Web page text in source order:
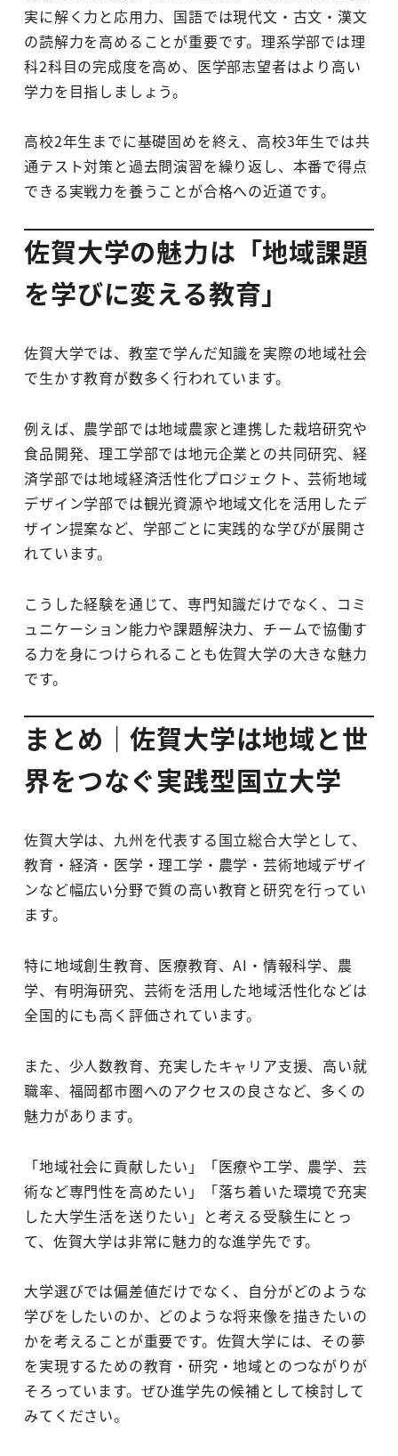
実に解く力と応用力、国語では現代文・古文・漢文
の読解力を高めることが重要です。理系学部では理
科2科目の完成度を高め、医学部志望者はより高い
学力を目指しましょう。
高校2年生までに基礎固めを終え、高校3年生では共
通テスト対策と過去問演習を繰り返し、本番で得点
できる実戦力を養うことが合格への近道です。
佐賀大学の魅力は「地域課題
を学びに変える教育」
佐賀大学では、教室で学んだ知識を実際の地域社会
で生かす教育が数多く行われています。
例えば、農学部では地域農家と連携した栽培研究や
食品開発、理工学部では地元企業との共同研究、経
済学部では地域経済活性化プロジェクト、芸術地域
デザイン学部では観光資源や地域文化を活用したデ
ザイン提案など、学部ごとに実践的な学びが展開さ
れています。
こうした経験を通じて、専門知識だけでなく、コミ
ュニケーション能力や課題解決力、チームで協働す
る力を身につけられることも佐賀大学の大きな魅力
です。
まとめ｜佐賀大学は地域と世
界をつなぐ実践型国立大学
佐賀大学は、九州を代表する国立総合大学として、
教育・経済・医学・理工学・農学・芸術地域デザイ
ンなど幅広い分野で質の高い教育と研究を行ってい
ます。
特に地域創生教育、医療教育、AI・情報科学、農
学、有明海研究、芸術を活用した地域活性化などは
全国的にも高く評価されています。
また、少人数教育、充実したキャリア支援、高い就
職率、福岡都市圏へのアクセスの良さなど、多くの
魅力があります。
「地域社会に貢献したい」「医療や工学、農学、芸
術など専門性を高めたい」「落ち着いた環境で充実
した大学生活を送りたい」と考える受験生にとっ
て、佐賀大学は非常に魅力的な進学先です。
大学選びでは偏差値だけでなく、自分がどのような
学びをしたいのか、どのような将来像を描きたいの
かを考えることが重要です。佐賀大学には、その夢
を実現するための教育・研究・地域とのつながりが
そろっています。ぜひ進学先の候補として検討して
みてください。